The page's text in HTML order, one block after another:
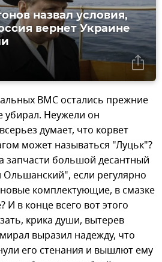
назвал условия,
вернет Украине
ВМС остались прежние
убирал. Неужели он
думает, что корвет
может называться "Луцьк"?
запчасти большой десантный
если регулярно
комплектующие, в смазке
И в конце всего вот этого
крика души, вытерев
выразил надежду, что
его стенания и вышлют ему